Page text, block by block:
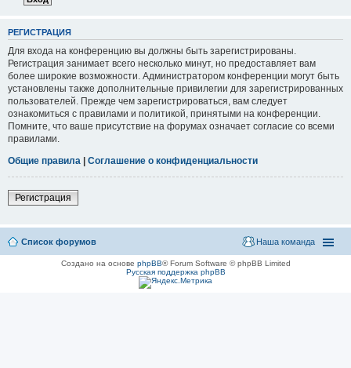
РЕГИСТРАЦИЯ
Для входа на конференцию вы должны быть зарегистрированы.
Регистрация занимает всего несколько минут, но предоставляет вам
более широкие возможности. Администратором конференции могут быть
установлены также дополнительные привилегии для зарегистрированных
пользователей. Прежде чем зарегистрироваться, вам следует
ознакомиться с правилами и политикой, принятыми на конференции.
Помните, что ваше присутствие на форумах означает согласие со всеми
правилами.
Общие правила | Соглашение о конфиденциальности
Регистрация
Список форумов Наша команда
Создано на основе phpBB® Forum Software © phpBB Limited
Русская поддержка phpBB